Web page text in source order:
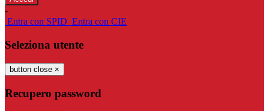
-
Entra con SPID Entra con CIE
Seleziona utente
button close ×
Recupero password